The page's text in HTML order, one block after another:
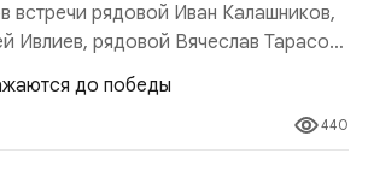
встречи рядовой Иван Калашников,
Ивлиев, рядовой Вячеслав Тарасов,
Виктор Хамаганов. Путин
находящихся на передовой,
организации боевой работы.
и поговорить о том … что
440